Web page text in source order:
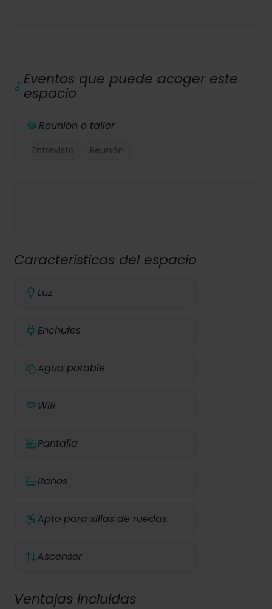
Eventos que puede acoger este
espacio
Reunión o taller
Entrevista Reunión
Características del espacio
Luz
Enchufes
Agua potable
Wifi
Pantalla
Baños
Apto para sillas de ruedas
Ascensor
Ventajas incluidas